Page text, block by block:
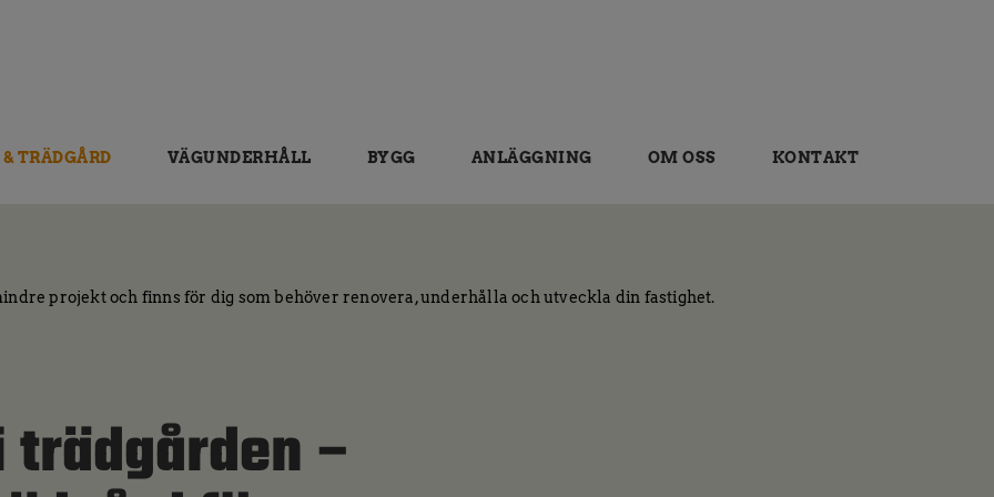
TRÄDGÅRD VÄGUNDERHÅLL BYGG ANLÄGGNING OM OSS KONTAKT
–